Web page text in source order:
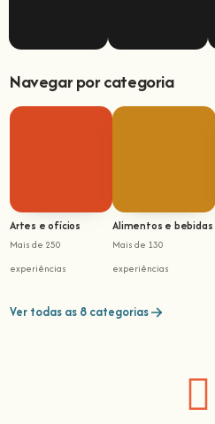
Navegar por categoria
Artes e ofícios
Mais de 250
experiências
Alimentos e bebidas
Mais de 130
experiências
Ver todas as 8 categorias